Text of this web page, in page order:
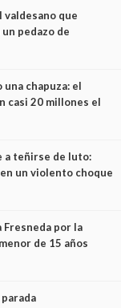
valdesano que
pedazo de
una chapuza: el
casi 20 millones el
a teñirse de luto:
un violento choque
Fresneda por la
de 15 años